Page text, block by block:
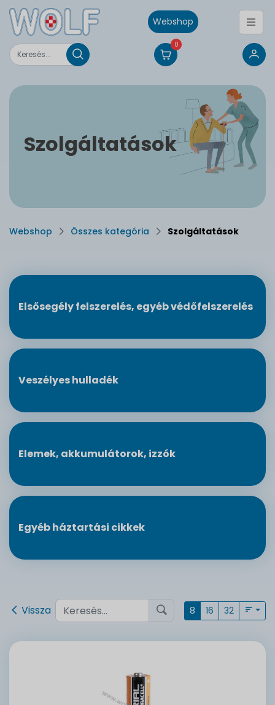
Webshop
0
Szolgáltatások
Webshop Összes kategória Szolgáltatások
Elsősegély felszerelés, egyéb védőfelszerelés
Veszélyes hulladék
Elemek, akkumulátorok, izzók
Egyéb háztartási cikkek
Vissza 8 16 32